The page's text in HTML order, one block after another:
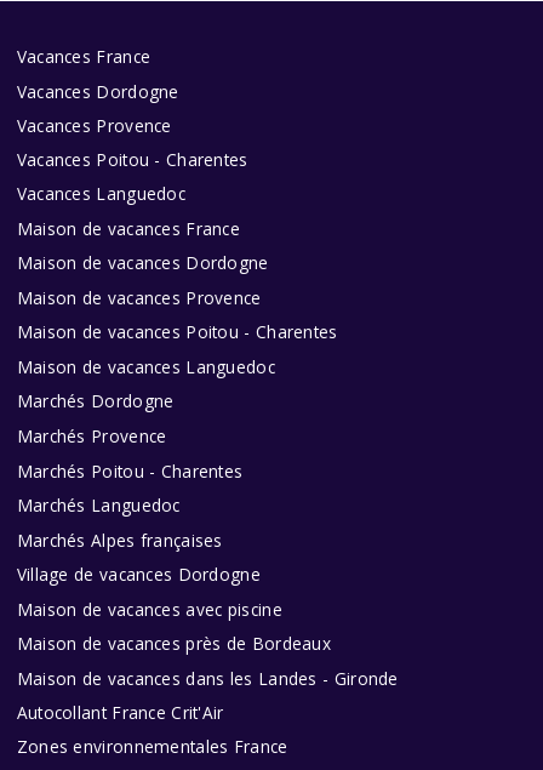
Vacances France
Vacances Dordogne
Vacances Provence
Vacances Poitou - Charentes
Vacances Languedoc
Maison de vacances France
Maison de vacances Dordogne
Maison de vacances Provence
Maison de vacances Poitou - Charentes
Maison de vacances Languedoc
Marchés Dordogne
Marchés Provence
Marchés Poitou - Charentes
Marchés Languedoc
Marchés Alpes françaises
Village de vacances Dordogne
Maison de vacances avec piscine
Maison de vacances près de Bordeaux
Maison de vacances dans les Landes - Gironde
Autocollant France Crit'Air
Zones environnementales France